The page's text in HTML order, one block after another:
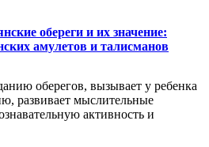
обереги и их значение:
амулетов и талисманов
оберегов, вызывает у ребенка
развивает мыслительные
активность и